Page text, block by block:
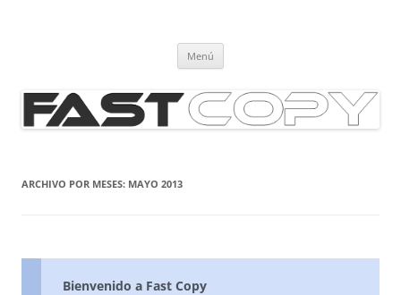
Menú
ARCHIVO POR MESES: MAYO 2013
Bienvenido a Fast Copy